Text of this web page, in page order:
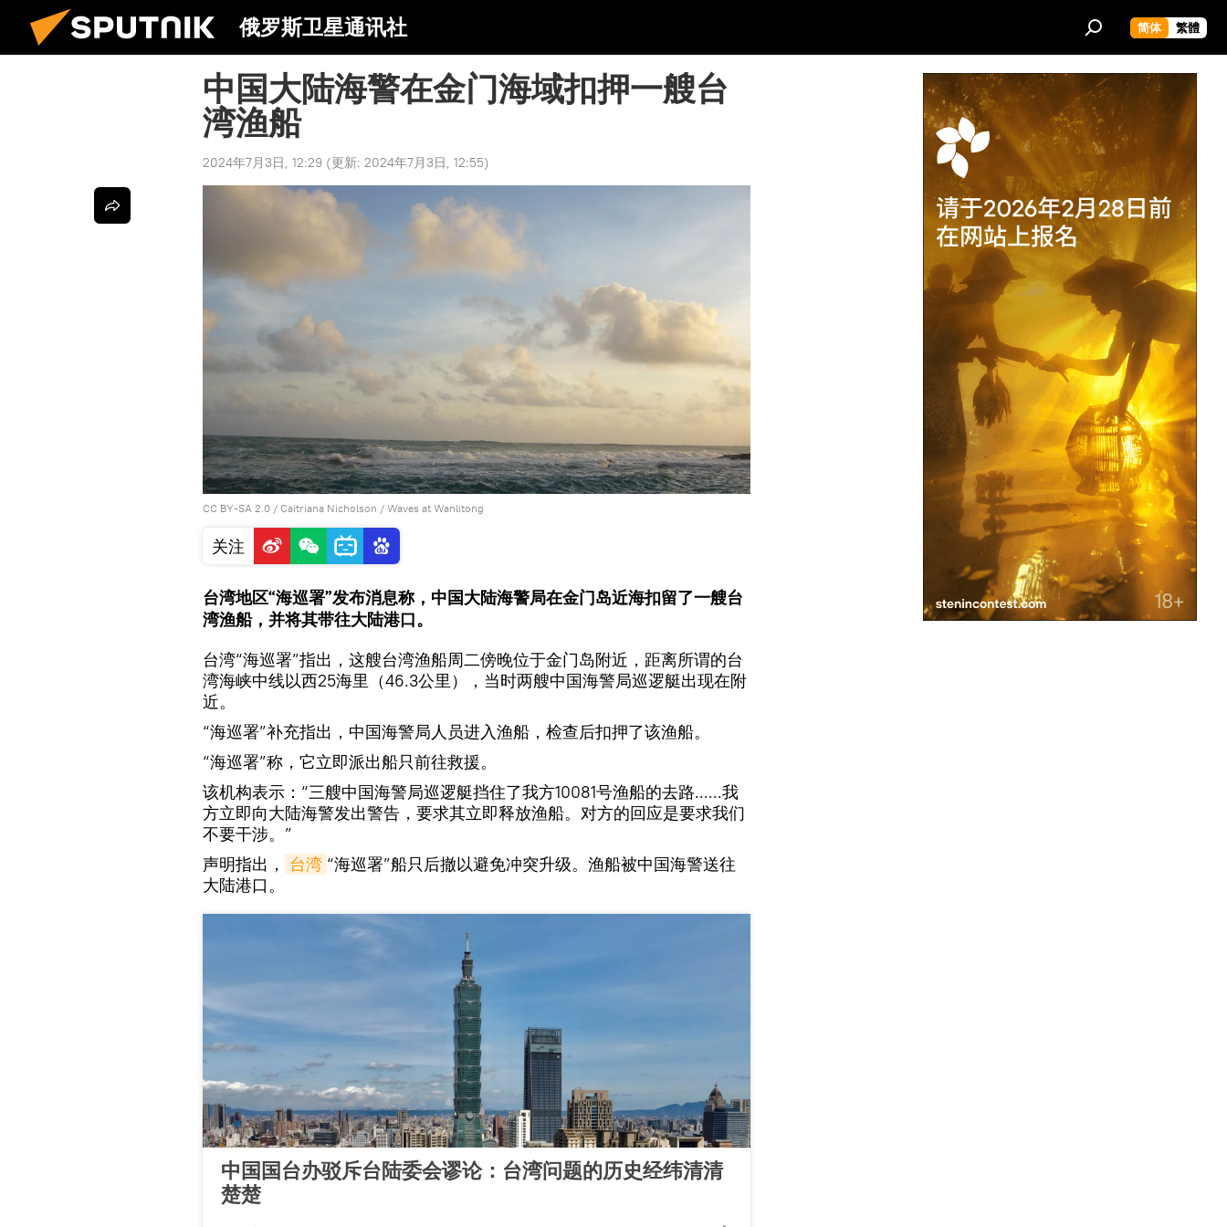
俄罗斯卫星通讯社 简体 繁體
中国大陆海警在金门海域扣押一艘台
湾渔船
2024年7月3日, 12:29 (更新: 2024年7月3日, 12:55)
CC BY-SA 2.0 / Caitriana Nicholson / Waves at Wanlitong
关注
台湾地区“海巡署”发布消息称，中国大陆海警局在金门岛近海扣留了一艘台
湾渔船，并将其带往大陆港口。
台湾“海巡署”指出，这艘台湾渔船周二傍晚位于金门岛附近，距离所谓的台
湾海峡中线以西25海里（46.3公里），当时两艘中国海警局巡逻艇出现在附
近。
“海巡署”补充指出，中国海警局人员进入渔船，检查后扣押了该渔船。
“海巡署”称，它立即派出船只前往救援。
该机构表示：“三艘中国海警局巡逻艇挡住了我方10081号渔船的去路......我
方立即向大陆海警发出警告，要求其立即释放渔船。对方的回应是要求我们
不要干涉。”
声明指出， 台湾 “海巡署”船只后撤以避免冲突升级。渔船被中国海警送往
大陆港口。
中国国台办驳斥台陆委会谬论：台湾问题的历史经纬清清
楚楚